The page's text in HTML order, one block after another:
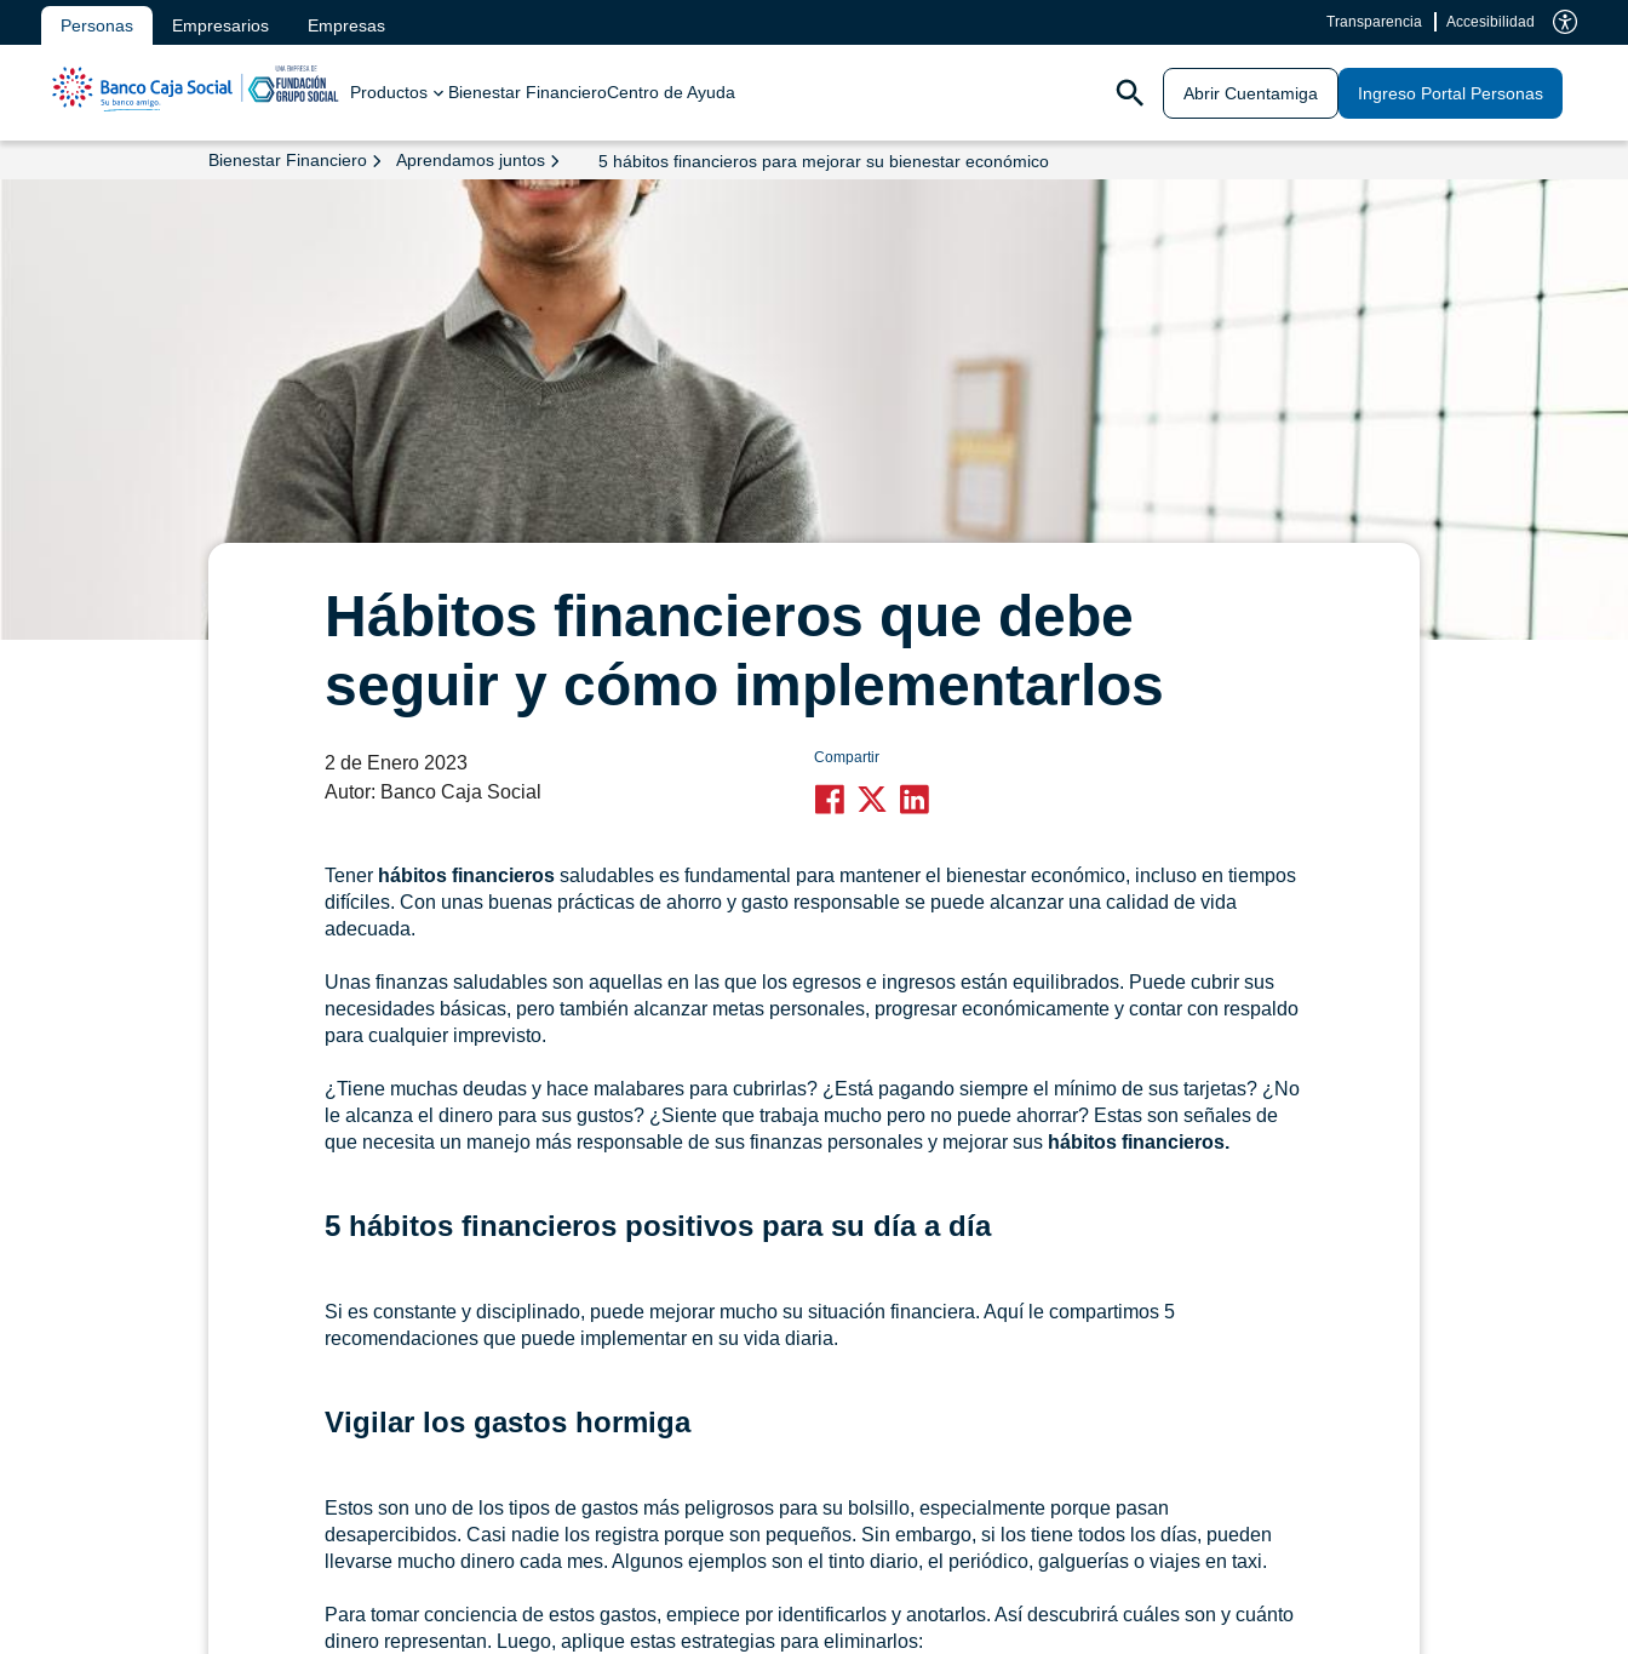
Personas Empresarios Empresas Transparencia Accesibilidad
Productos Bienestar FinancieroCentro de Ayuda Abrir Cuentamiga Ingreso Portal Personas
Bienestar Financiero Aprendamos juntos 5 hábitos financieros para mejorar su bienestar económico
Hábitos financieros que debe
seguir y cómo implementarlos
2 de Enero 2023
Autor: Banco Caja Social
Compartir
Tener hábitos financieros saludables es fundamental para mantener el bienestar económico, incluso en tiempos
difíciles. Con unas buenas prácticas de ahorro y gasto responsable se puede alcanzar una calidad de vida
adecuada.
Unas finanzas saludables son aquellas en las que los egresos e ingresos están equilibrados. Puede cubrir sus
necesidades básicas, pero también alcanzar metas personales, progresar económicamente y contar con respaldo
para cualquier imprevisto.
¿Tiene muchas deudas y hace malabares para cubrirlas? ¿Está pagando siempre el mínimo de sus tarjetas? ¿No
le alcanza el dinero para sus gustos? ¿Siente que trabaja mucho pero no puede ahorrar? Estas son señales de
que necesita un manejo más responsable de sus finanzas personales y mejorar sus hábitos financieros.
5 hábitos financieros positivos para su día a día
Si es constante y disciplinado, puede mejorar mucho su situación financiera. Aquí le compartimos 5
recomendaciones que puede implementar en su vida diaria.
Vigilar los gastos hormiga
Estos son uno de los tipos de gastos más peligrosos para su bolsillo, especialmente porque pasan
desapercibidos. Casi nadie los registra porque son pequeños. Sin embargo, si los tiene todos los días, pueden
llevarse mucho dinero cada mes. Algunos ejemplos son el tinto diario, el periódico, galguerías o viajes en taxi.
Para tomar conciencia de estos gastos, empiece por identificarlos y anotarlos. Así descubrirá cuáles son y cuánto
dinero representan. Luego, aplique estas estrategias para eliminarlos: